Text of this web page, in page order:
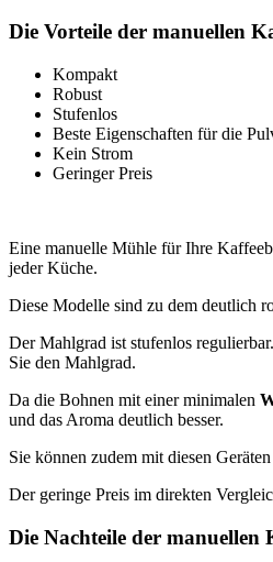
Die Vorteile der manuellen
Kompakt
Robust
Stufenlos
Beste Eigenschaften für die
Kein Strom
Geringer Preis
Eine manuelle Mühle für Ihre
jeder Küche.
Diese Modelle sind zu dem deutlich
Der Mahlgrad ist stufenlos
Sie den Mahlgrad.
Da die Bohnen mit einer minimalen
und das Aroma deutlich besser.
Sie können zudem mit diesen
Der geringe Preis im direkten
Die Nachteile der manuellen